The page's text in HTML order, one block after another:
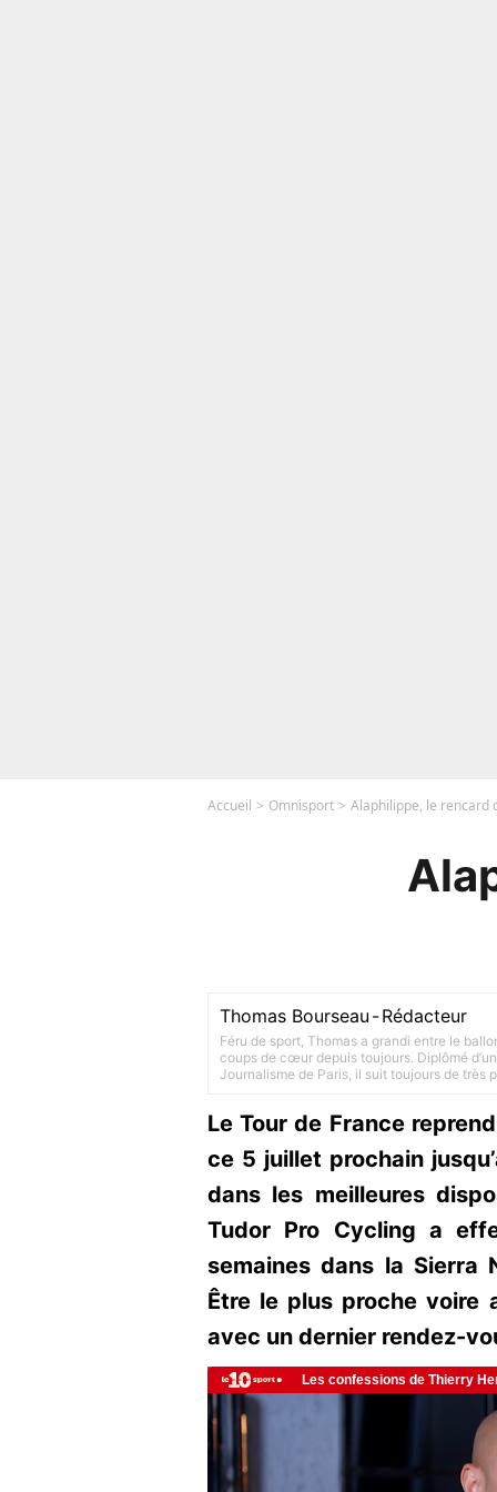
Accueil Omnisport Alaphilippe, le rencard
Thomas Bourseau -Rédacteur
Féru de sport, Thomas a grandi entre le
coups de cœur depuis toujours. Diplômé
Journalisme de Paris, il suit toujours de très
Le Tour de France
ce 5 juillet prochain
dans les meilleures
Tudor Pro Cycling a
semaines dans la Sierra
Être le plus proche voire
avec un dernier rendez-